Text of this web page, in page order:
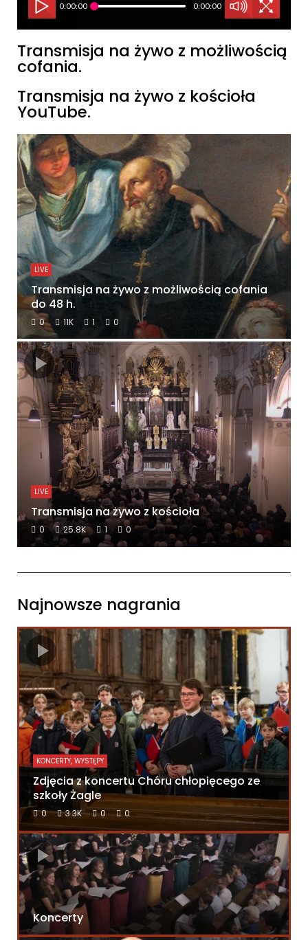
0:00:00 0:00:00
Transmisja na żywo z możliwością
cofania.
Transmisja na żywo z kościoła
YouTube.
LIVE
Transmisja na żywo z możliwością cofania
do 48 h.
0 11K 1 0
LIVE
Transmisja na żywo z kościoła
0 25.8K 1 0
Najnowsze nagrania
KONCERTY, WYSTĘPY
Zdjęcia z koncertu Chóru chłopięcego ze
szkoły Żagle
0 3.3K 0 0
Koncerty